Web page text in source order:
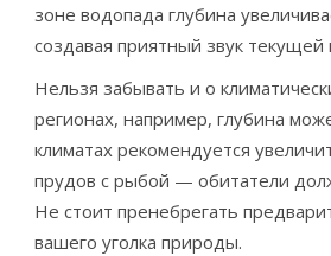
зоне водопада глубина
создавая приятный звук
Нельзя забывать и о
регионах, например, глубина
климатах рекомендуется
прудов с рыбой — обитатели
Не стоит пренебрегать
вашего уголка природы.